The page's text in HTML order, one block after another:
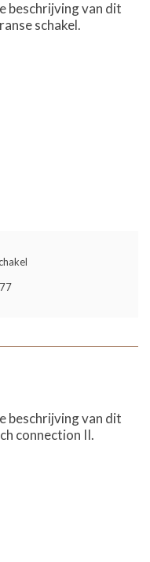
beschrijving van dit
schakel.
beschrijving van dit
connection II.